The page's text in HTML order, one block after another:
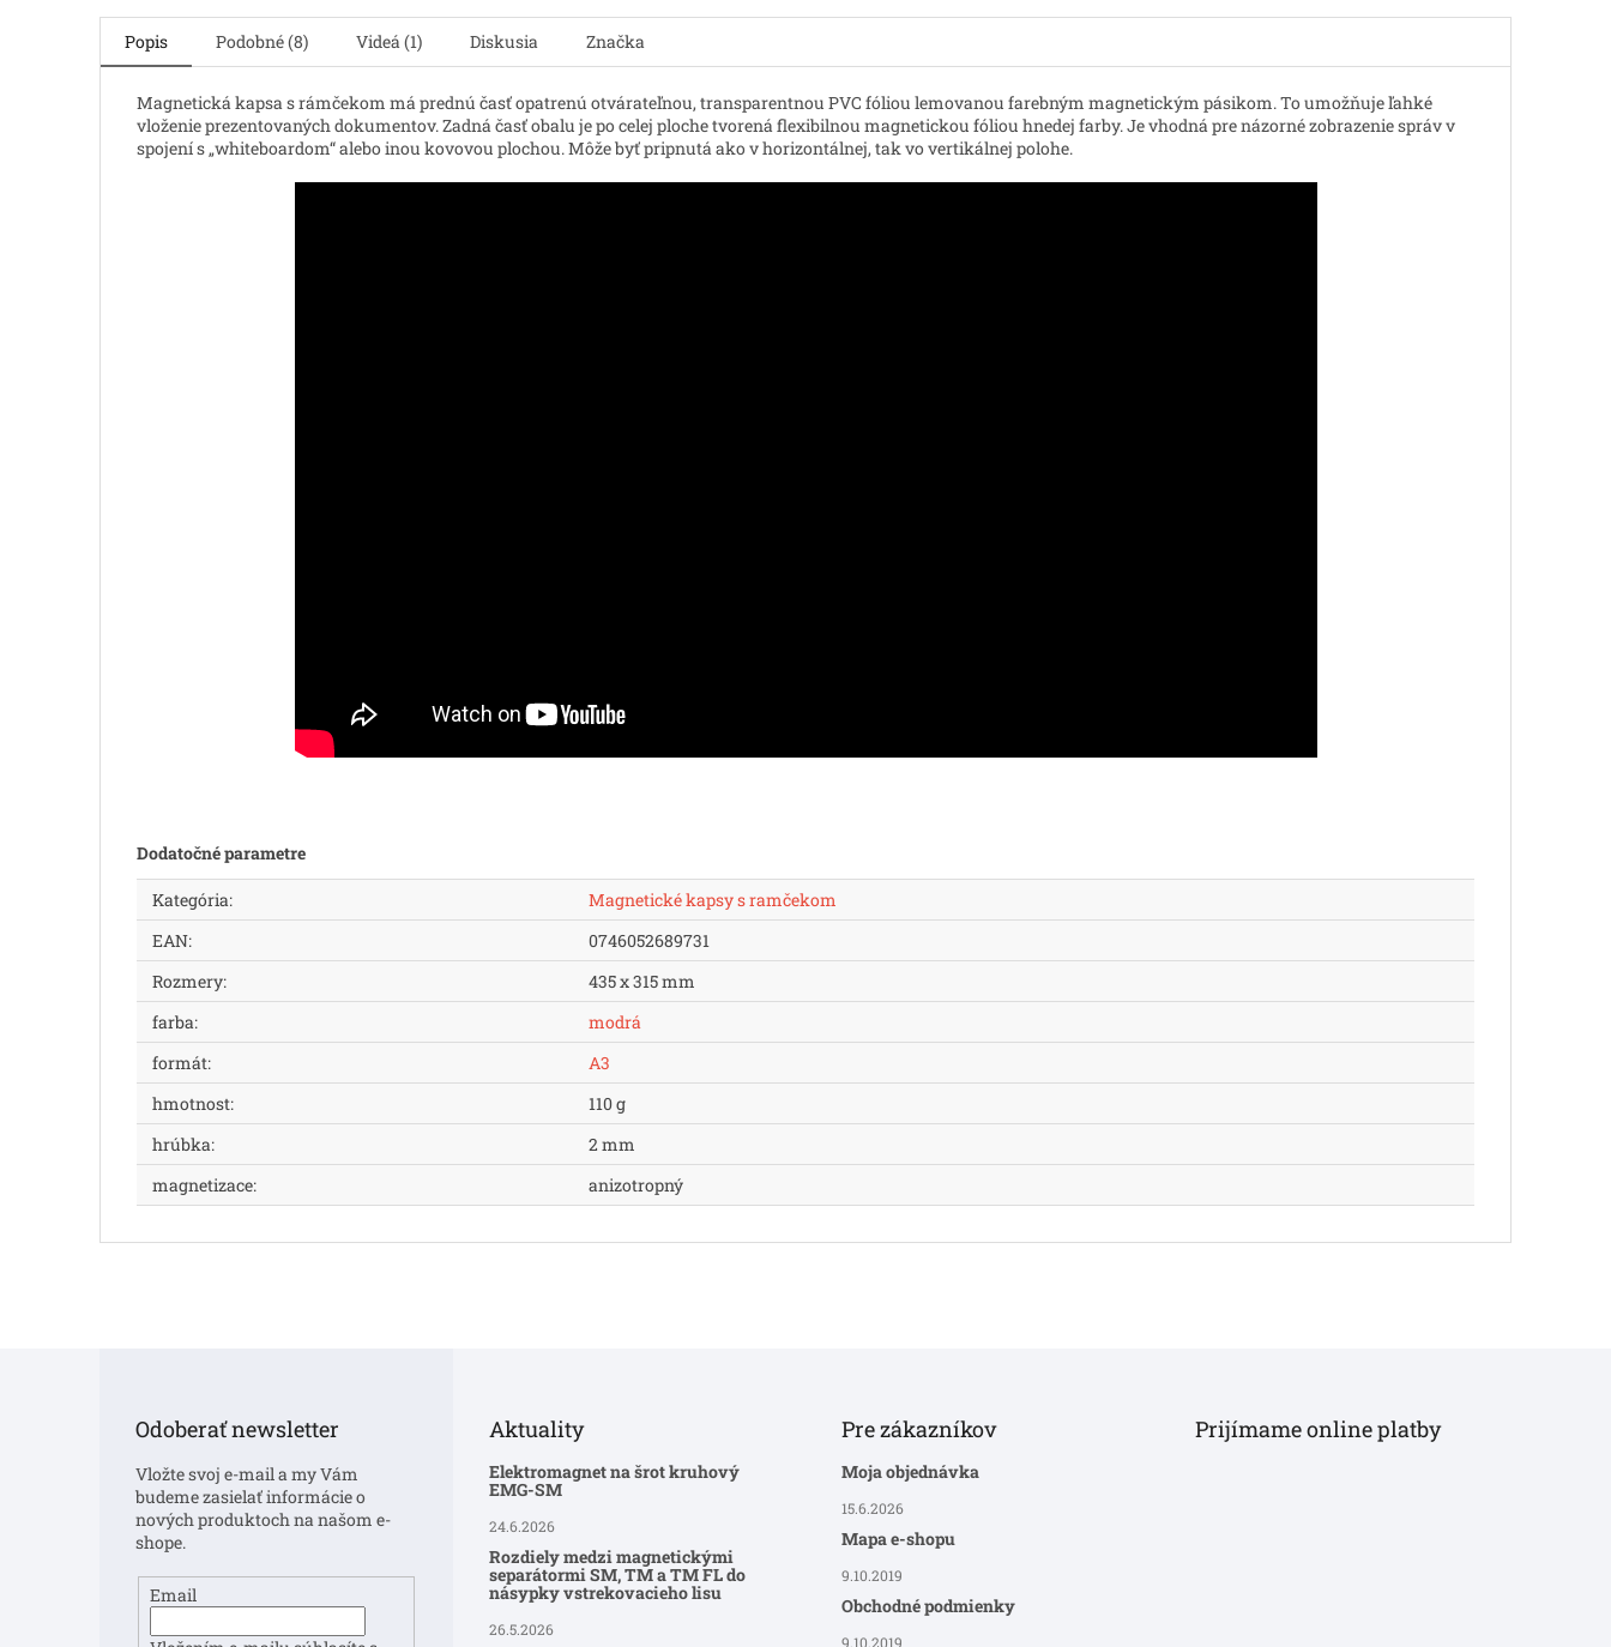
Popis Podobné (8) Videá (1) Diskusia Značka
Magnetická kapsa s rámčekom má prednú časť opatrenú otvárateľnou, transparentnou PVC fóliou lemovanou farebným magnetickým pásikom. To umožňuje ľahké
vloženie prezentovaných dokumentov. Zadná časť obalu je po celej ploche tvorená flexibilnou magnetickou fóliou hnedej farby. Je vhodná pre názorné zobrazenie správ v
spojení s „whiteboardom“ alebo inou kovovou plochou. Môže byť pripnutá ako v horizontálnej, tak vo vertikálnej polohe.
Dodatočné parametre
Kategória:
Magnetické kapsy s ramčekom
EAN:
0746052689731
Rozmery:
435 x 315 mm
farba:
modrá
formát:
A3
hmotnost:
110 g
hrúbka:
2 mm
magnetizace: anizotropný
Odoberať newsletter
Vložte svoj e-mail a my Vám
budeme zasielať informácie o
nových produktoch na našom e-
shope.
Email
Aktuality
Elektromagnet na šrot kruhový
EMG-SM
24.6.2026
Rozdiely medzi magnetickými
separátormi SM, TM a TM FL do
násypky vstrekovacieho lisu
26.5.2026
Pre zákazníkov
Moja objednávka
15.6.2026
Mapa e-shopu
9.10.2019
Obchodné podmienky
9.10.2019
Prijímame online platby